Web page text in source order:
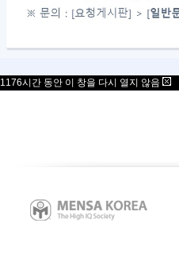
1176시간 동안 이 창을 다시 열지 않음